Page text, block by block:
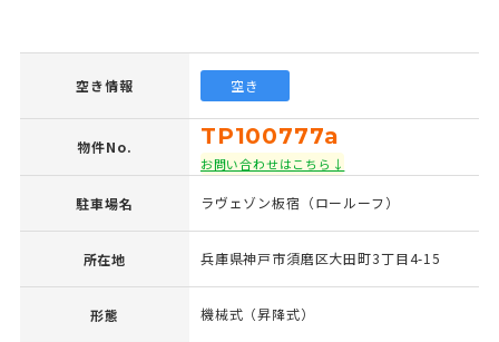
空き情報 空き
物件No. TP100777a
お問い合わせはこちら↓
駐車場名 ラヴェゾン板宿（ロールーフ）
所在地 兵庫県神戸市須磨区大田町3丁目4-15
形態 機械式（昇降式）